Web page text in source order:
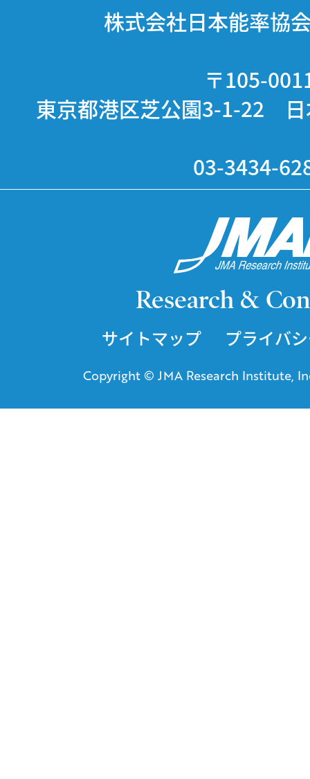
株式会社日本能率協
〒105-
東京都港区芝公園3-1-22 日
03-3434-
Research &
サイトマップ プライバ
Copyright © JMA Research Institute,